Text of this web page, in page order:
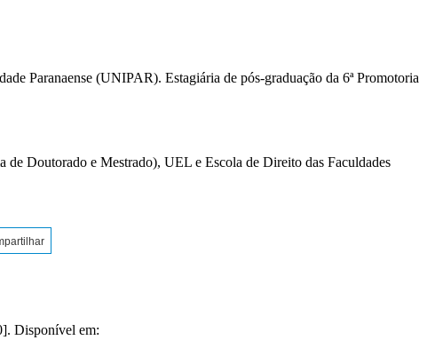
Paranaense (UNIPAR). Estagiária de pós-graduação da 6ª Promotoria
Doutorado e Mestrado), UEL e Escola de Direito das Faculdades
Disponível em: